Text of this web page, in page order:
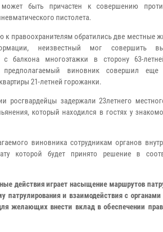
быть причастен к совершению
пистолета.
правоохранителям обратились две местные
неизвестный мог совершить
с балкона многоэтажки в сторону 63-
виновник совершил еще
21-летней горожанки.
росгвардейцы задержали 23летнего
который находился в гостях у
виновника сотрудникам органов
которой будет принято решение в
действия играет насыщение маршрутов
и взаимодействия с органами
желающих внести вклад в обеспечении